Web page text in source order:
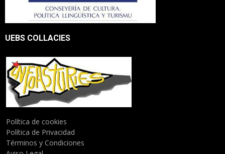
UEBS COLLACIES
Política de cookies
Política de Privacidad
Términos y Condiciones